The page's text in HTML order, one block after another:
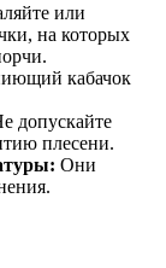
или
на которых
кабачок
допускайте
плесени.
Они